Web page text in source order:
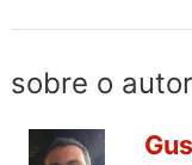
sobre o autor